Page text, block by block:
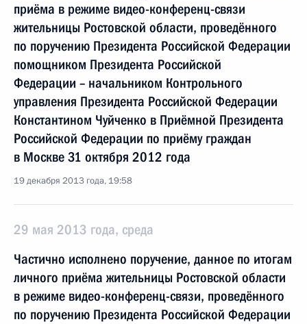
приёма в режиме видео-конференц-связи
жительницы Ростовской области, проведённого
по поручению Президента Российской Федерации
помощником Президента Российской
Федерации – начальником Контрольного
управления Президента Российской Федерации
Константином Чуйченко в Приёмной Президента
Российской Федерации по приёму граждан
в Москве 31 октября 2012 года
19 декабря 2013 года, 19:58
29 мая 2013 года, среда
Частично исполнено поручение, данное по итогам
личного приёма жительницы Ростовской области
в режиме видео-конференц-связи, проведённого
по поручению Президента Российской Федерации